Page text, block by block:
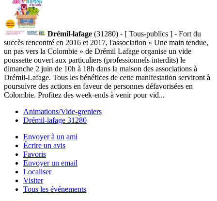
Drémil-lafage (31280) - [ Tous-publics ] - Fort du
succès rencontré en 2016 et 2017, l'association « Une main tendue,
un pas vers la Colombie » de Drémil Lafage organise un vide
poussette ouvert aux particuliers (professionnels interdits) le
dimanche 2 juin de 10h à 18h dans la maison des associations à
Drémil-Lafage. Tous les bénéfices de cette manifestation serviront à
poursuivre des actions en faveur de personnes défavorisées en
Colombie. Profitez des week-ends à venir pour vid...
Animations/Vide-greniers
Drémil-lafage 31280
Envoyer à un ami
Écrire un avis
Favoris
Envoyer un email
Localiser
Visiter
Tous les événements